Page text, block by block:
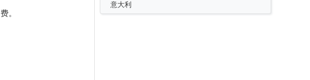
。
意大利